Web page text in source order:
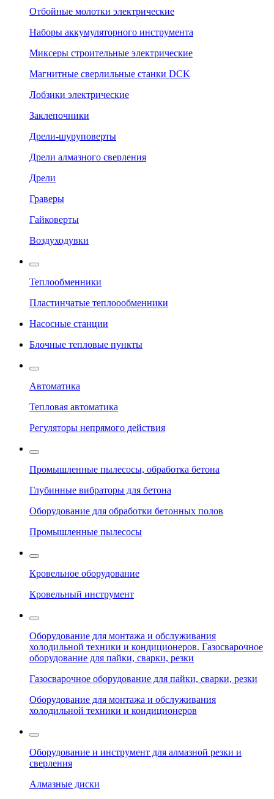
Отбойные молотки электрические
Наборы аккумуляторного инструмента
Миксеры строительные электрические
Магнитные сверлильные станки DCK
Лобзики электрические
Заклепочники
Дрели-шуруповерты
Дрели алмазного сверления
Дрели
Граверы
Гайковерты
Воздуходувки
Теплообменники
Пластинчатые теплоообменники
Насосные станции
Блочные тепловые пункты
Автоматика
Тепловая автоматика
Регуляторы непрямого действия
Промышленные пылесосы, обработка бетона
Глубинные вибраторы для бетона
Оборудование для обработки бетонных полов
Промышленные пылесосы
Кровельное оборудование
Кровельный инструмент
Оборудование для монтажа и обслуживания
холодильной техники и кондиционеров. Газосварочное
оборудование для пайки, сварки, резки
Газосварочное оборудование для пайки, сварки, резки
Оборудование для монтажа и обслуживания
холодильной техники и кондиционеров
Оборудование и инструмент для алмазной резки и
сверления
Алмазные диски